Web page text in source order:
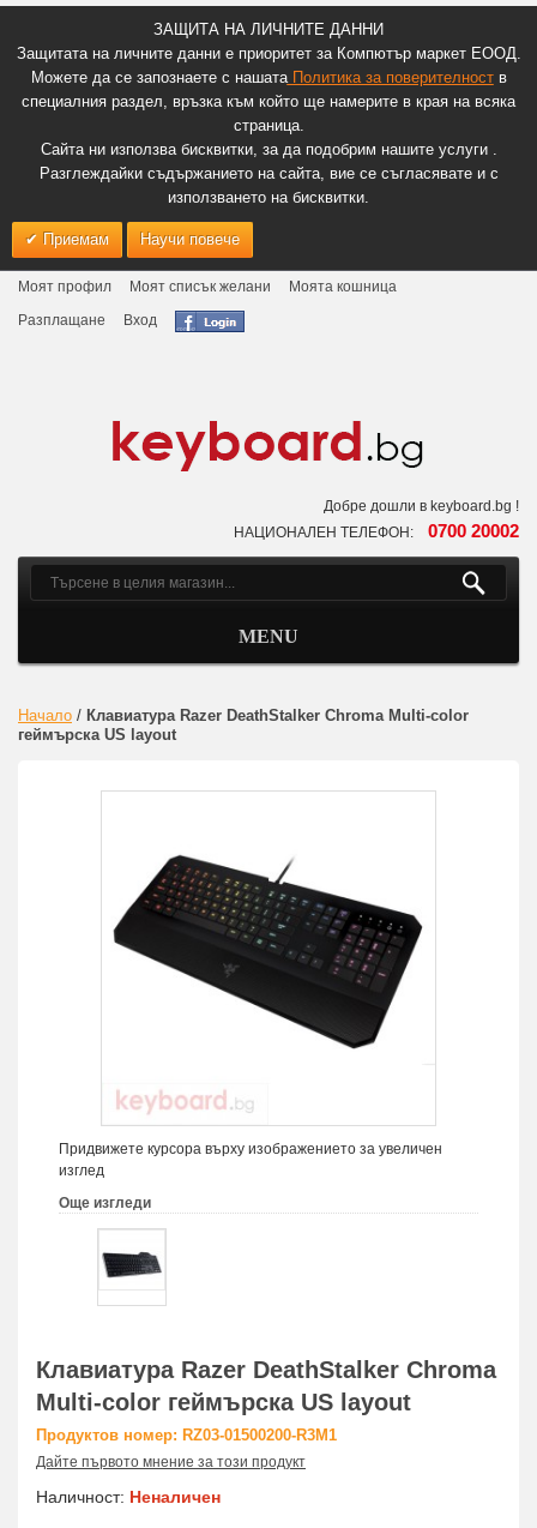
ЗАЩИТА НА ЛИЧНИТЕ ДАННИ
Защитата на личните данни е приоритет за Компютър маркет ЕООД.
Можете да се запознаете с нашатаПолитика за поверителноств
специалния раздел, връзка към който ще намерите в края на всяка
страница.
Сайта ни използва бисквитки, за да подобрим нашите услуги .
Разглеждайки съдържанието на сайта, вие се съгласявате и с
използването на бисквитки.
Приемам Научи повече
Моят профил Моят списък желани
Моята кошница
Разплащане
Вход
Добре дошли в keyboard.bg !
НАЦИОНАЛЕН ТЕЛЕФОН: 0700 20002
MENU
Начало / Клавиатура Razer DeathStalker Chroma Multi-color
геймърска US layout
Придвижете курсора върху изображението за увеличен
изглед
Още изгледи
Клавиатура Razer DeathStalker Chroma
Multi-color геймърска US layout
Продуктов номер: RZ03-01500200-R3M1
Дайте първото мнение за този продукт
Наличност: Неналичен